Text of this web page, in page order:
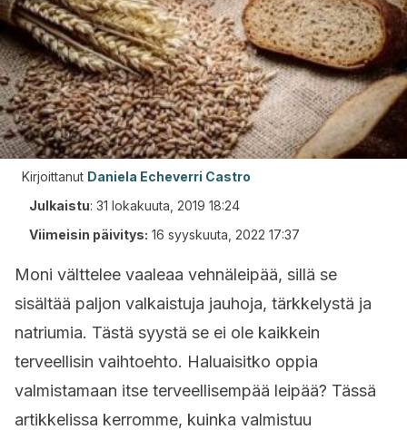
Kirjoittanut Daniela Echeverri Castro
Julkaistu: 31 lokakuuta, 2019 18:24
Viimeisin päivitys: 16 syyskuuta, 2022 17:37
Moni välttelee vaaleaa vehnäleipää, sillä se
sisältää paljon valkaistuja jauhoja, tärkkelystä ja
natriumia. Tästä syystä se ei ole kaikkein
terveellisin vaihtoehto. Haluaisitko oppia
valmistamaan itse terveellisempää leipää? Tässä
artikkelissa kerromme, kuinka valmistuu